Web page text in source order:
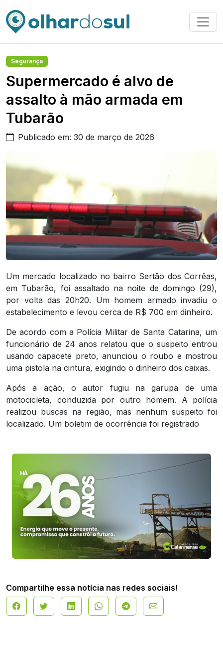
Segurança
Supermercado é alvo de
assalto à mão armada em
Tubarão
Publicado em: 30 de março de 2026
Um mercado localizado no bairro Sertão dos Corrêas,
em Tubarão, foi assaltado na noite de domingo (29),
por volta das 20h20. Um homem armado invadiu o
estabelecimento e levou cerca de R$ 700 em dinheiro.
De acordo com a Polícia Militar de Santa Catarina, um
funcionário de 24 anos relatou que o suspeito entrou
usando capacete preto, anunciou o roubo e mostrou
uma pistola na cintura, exigindo o dinheiro dos caixas.
Após a ação, o autor fugiu na garupa de uma
motocicleta, conduzida por outro homem. A polícia
realizou buscas na região, mas nenhum suspeito foi
localizado. Um boletim de ocorrência foi registrado
Compartilhe essa notícia nas redes sociais!